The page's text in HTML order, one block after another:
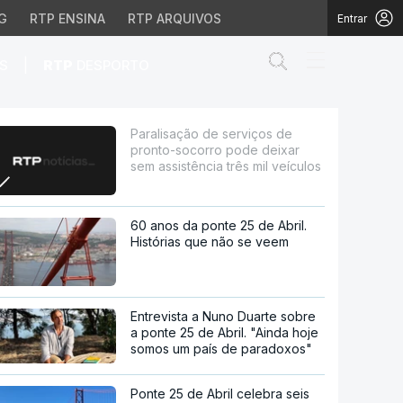
RTP ENSINA RTP ARQUIVOS Entrar
deixar sem
Paralisação de serviços de
pronto-socorro pode deixar
sem assistência três mil veículos
60 anos da ponte 25 de Abril.
Histórias que não se veem
Entrevista a Nuno Duarte sobre
a ponte 25 de Abril. "Ainda hoje
somos um país de paradoxos"
Ponte 25 de Abril celebra seis